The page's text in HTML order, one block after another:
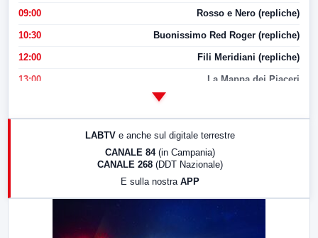
09:00 Rosso e Nero (repliche)
10:30 Buonissimo Red Roger (repliche)
12:00 Fili Meridiani (repliche)
13:00 La Mappa dei Piaceri
17:00 LabNews (replica)
LABTV e anche sul digitale terrestre
CANALE 84 (in Campania)
CANALE 268 (DDT Nazionale)
E sulla nostra APP